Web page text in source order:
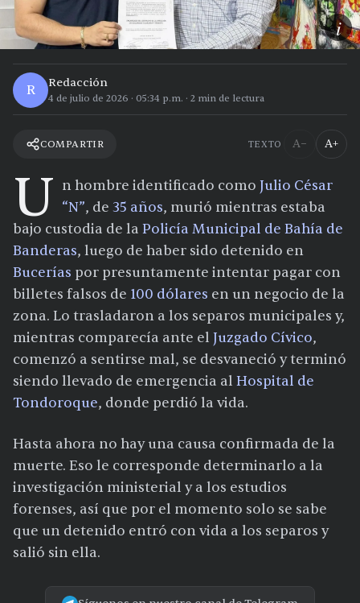
i
R Redacción
4 de julio de 2026 · 05:34 p.m. · 2 min de lectura
COMPARTIR TEXTO A− A+
U n hombre identificado como Julio César
“N”, de 35 años, murió mientras estaba
bajo custodia de la Policía Municipal de Bahía de
Banderas, luego de haber sido detenido en
Bucerías por presuntamente intentar pagar con
billetes falsos de 100 dólares en un negocio de la
zona. Lo trasladaron a los separos municipales y,
mientras comparecía ante el Juzgado Cívico,
comenzó a sentirse mal, se desvaneció y terminó
siendo llevado de emergencia al Hospital de
Tondoroque, donde perdió la vida.
Hasta ahora no hay una causa confirmada de la
muerte. Eso le corresponde determinarlo a la
investigación ministerial y a los estudios
forenses, así que por el momento solo se sabe
que un detenido entró con vida a los separos y
salió sin ella.